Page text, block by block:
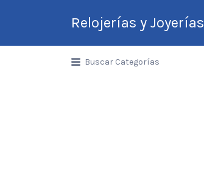
Relojerías y Joyerías
Guía de Relojerías y
Buscar Categorías